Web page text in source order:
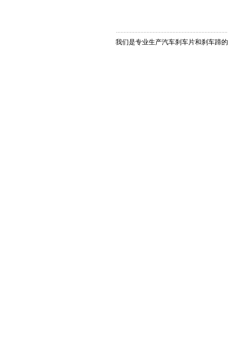
我们是专业生产汽车刹车片和刹车蹄